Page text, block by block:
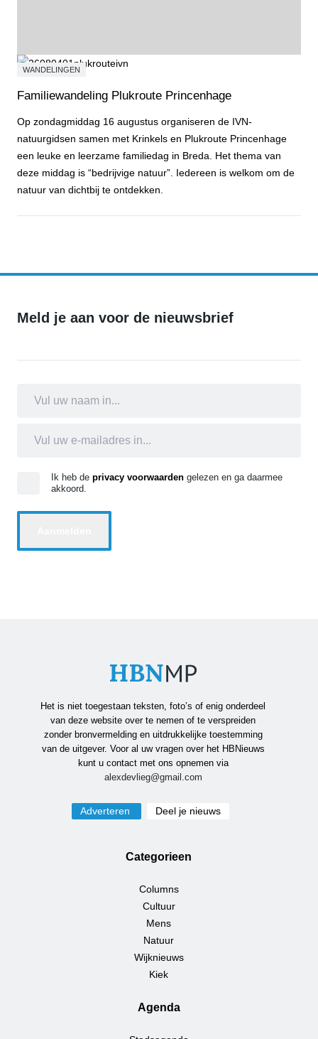
WANDELINGEN
Familiewandeling Plukroute Princenhage
Op zondagmiddag 16 augustus organiseren de IVN-
natuurgidsen samen met Krinkels en Plukroute Princenhage
een leuke en leerzame familiedag in Breda. Het thema van
deze middag is “bedrijvige natuur”. Iedereen is welkom om de
natuur van dichtbij te ontdekken.
Meld je aan voor de nieuwsbrief
Ik heb de privacy voorwaarden gelezen en ga daarmee
akkoord.
Het is niet toegestaan teksten, foto’s of enig onderdeel
van deze website over te nemen of te verspreiden
zonder bronvermelding en uitdrukkelijke toestemming
van de uitgever. Voor al uw vragen over het HBNieuws
kunt u contact met ons opnemen via
alexdevlieg@gmail.com
Adverteren Deel je nieuws
Categorieen
Columns
Cultuur
Mens
Natuur
Wijknieuws
Kiek
Agenda